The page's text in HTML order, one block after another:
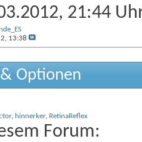
21:44
13:38
Optionen
, hinnerker, RetinaReflex
Forum: